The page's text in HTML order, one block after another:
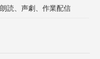
読、声劇、作業配信